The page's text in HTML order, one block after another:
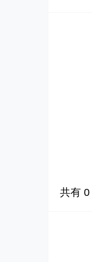
共有 0